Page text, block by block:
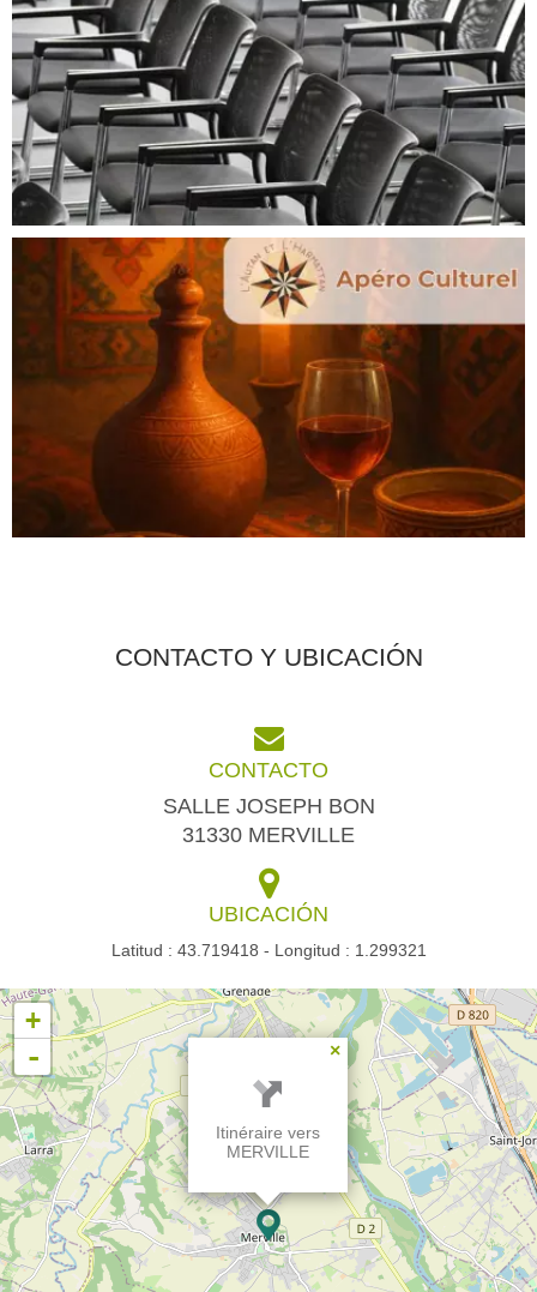
CONTACTO Y UBICACIÓN
CONTACTO
SALLE JOSEPH BON
31330 MERVILLE
UBICACIÓN
Latitud : 43.719418 - Longitud : 1.299321
×
Itinéraire vers
MERVILLE
+
-